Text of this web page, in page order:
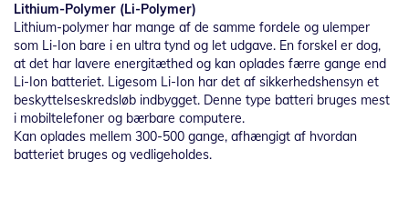
Lithium-Polymer (Li-Polymer)
Lithium-polymer har mange af de samme fordele og ulemper
som Li-Ion bare i en ultra tynd og let udgave. En forskel er dog,
at det har lavere energitæthed og kan oplades færre gange end
Li-Ion batteriet. Ligesom Li-Ion har det af sikkerhedshensyn et
beskyttelseskredsløb indbygget. Denne type batteri bruges mest
i mobiltelefoner og bærbare computere.
Kan oplades mellem 300-500 gange, afhængigt af hvordan
batteriet bruges og vedligeholdes.